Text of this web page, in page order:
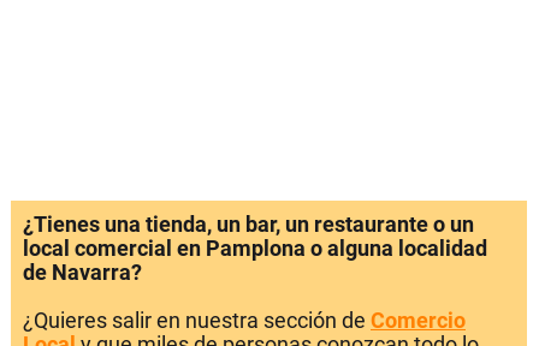
¿Tienes una tienda, un bar, un restaurante o un
local comercial en Pamplona o alguna localidad
de Navarra?
¿Quieres salir en nuestra sección de Comercio